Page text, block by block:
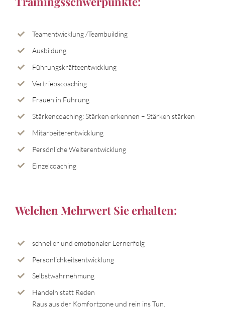
Teamentwicklung /Teambuilding
Ausbildung
Führungskräfteentwicklung
Vertriebscoaching
Frauen in Führung
Stärkencoaching: Stärken erkennen – Stärken stärken
Mitarbeiterentwicklung
Persönliche Weiterentwicklung
Einzelcoaching
Welchen Mehrwert Sie erhalten:
schneller und emotionaler Lernerfolg
Persönlichkeitsentwicklung
Selbstwahrnehmung
Handeln statt Reden
Raus aus der Komfortzone und rein ins Tun.